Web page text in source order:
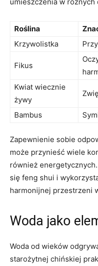
Roślina
Krzywolistka
Fikus
Kwiat wiecznie
żywy
Bambus
Zapewnienie sobie
może⁤ przynieść wiele
również
się ‌feng shui i
harmonijnej przestrzeni
Woda jako
Woda od wieków
starożytnej chińskiej